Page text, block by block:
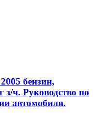
бензин,
з/ч. Руководство по
автомобиля.